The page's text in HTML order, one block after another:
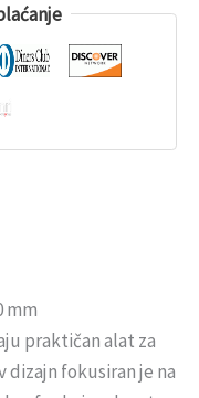
mm
praktičan alat za
dizajn fokusiran je na